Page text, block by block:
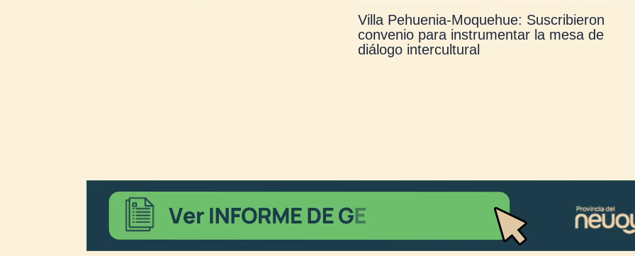
Villa Pehuenia-Moquehue: Suscribieron
convenio para instrumentar la mesa de
diálogo intercultural